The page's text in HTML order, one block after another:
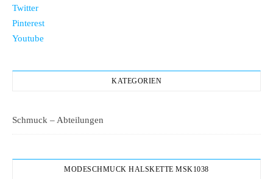
Twitter
Pinterest
Youtube
KATEGORIEN
Schmuck – Abteilungen
MODESCHMUCK HALSKETTE MSK1038